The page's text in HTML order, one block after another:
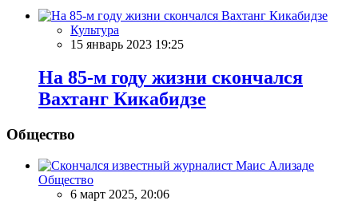
Культура
15 январь 2023 19:25
На 85-м году жизни скончался
Вахтанг Кикабидзе
Общество
Общество
6 март 2025, 20:06